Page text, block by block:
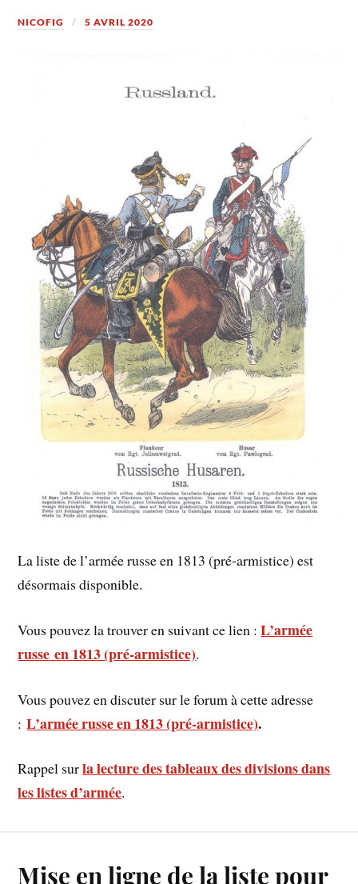
NICOFIG 5 AVRIL 2020
La liste de l’armée russe en 1813 (pré-armistice) est
désormais disponible.
Vous pouvez la trouver en suivant ce lien :L’armée
russe en 1813 (pré-armistice).
Vous pouvez en discuter sur le forum à cette adresse
:L’armée russe en 1813 (pré-armistice).
Rappel surla lecture des tableaux des divisions dans
les listes d’armée.
Mise en ligne de la liste pour